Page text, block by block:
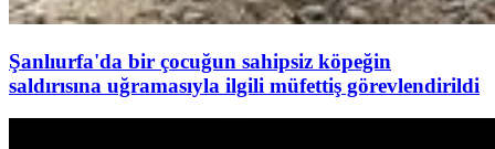
Şanlıurfa'da bir çocuğun sahipsiz köpeğin
saldırısına uğramasıyla ilgili müfettiş görevlendirildi